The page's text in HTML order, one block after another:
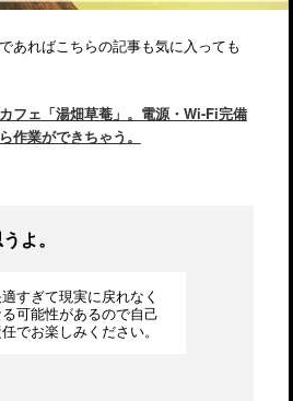
あればこちらの記事も気に入っても
フェ「湯畑草菴」。電源・Wi-Fi完備
作業ができちゃう。
よ。
すぎて現実に戻れなく
可能性があるので自己
でお楽しみください。